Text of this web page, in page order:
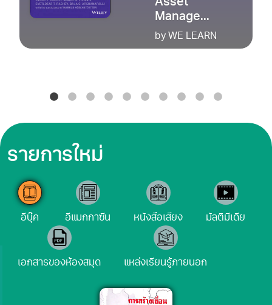
Asset
Manage...
by WE LEARN
รายการใหม่
อีบุ๊ค อีแมกกาซีน หนังสือเสียง มัลติมีเดีย
เอกสารของห้องสมุด แหล่งเรียนรู้ภายนอก